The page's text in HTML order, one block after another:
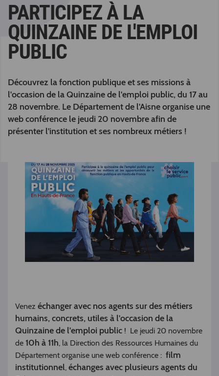
PARTICIPEZ À LA
QUINZAINE DE L'EMPLOI
PUBLIC
Découvrez la fonction publique et ses missions à
l'occasion de la Quinzaine de l'emploi public, du 17 au
28 novembre. Le Département de l'Aisne organise une
web conférence le jeudi 20 novembre afin de
présenter l'institution et ses nombreux métiers !
Venez échanger avec nos agents sur des métiers
humains, concrets, utiles à l'occasion de la
Quinzaine de l'emploi public ! Le jeudi 20 novembre
de 10h à 11h, la Direction des Ressources Humaines du
Département organise une web conférence : film
institutionnel, échanges avec plusieurs agents du